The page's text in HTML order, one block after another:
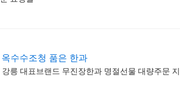
수수조청 품은 한과
릉 대표브랜드 무진장한과 명절선물 대량주문 지